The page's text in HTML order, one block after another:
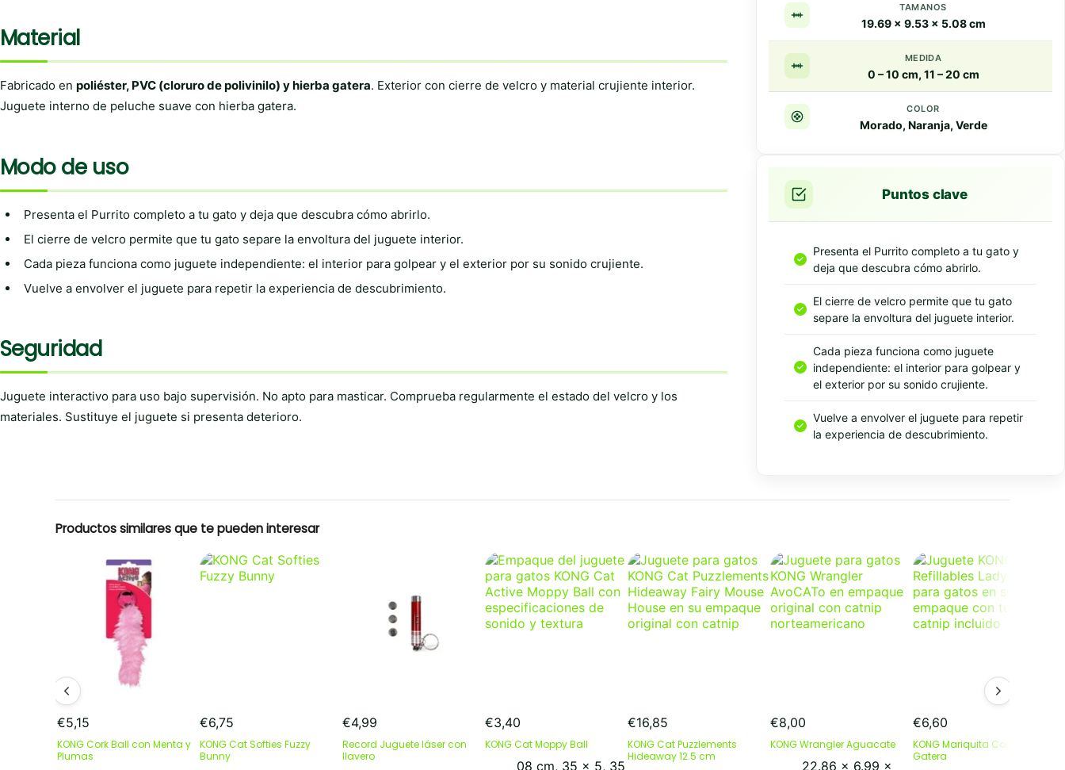
Material
Fabricado en poliéster, PVC (cloruro de polivinilo) y hierba gatera. Exterior con cierre de velcro y material crujiente interior.
Juguete interno de peluche suave con hierba gatera.
Modo de uso
Presenta el Purrito completo a tu gato y deja que descubra cómo abrirlo.
El cierre de velcro permite que tu gato separe la envoltura del juguete interior.
Cada pieza funciona como juguete independiente: el interior para golpear y el exterior por su sonido crujiente.
Vuelve a envolver el juguete para repetir la experiencia de descubrimiento.
Seguridad
Juguete interactivo para uso bajo supervisión. No apto para masticar. Comprueba regularmente el estado del velcro y los
materiales. Sustituye el juguete si presenta deterioro.
TAMANOS
19.69 x 9.53 x 5.08 cm
MEDIDA
0 – 10 cm, 11 – 20 cm
COLOR
Morado, Naranja, Verde
Puntos clave
Presenta el Purrito completo a tu gato y
deja que descubra cómo abrirlo.
El cierre de velcro permite que tu gato
separe la envoltura del juguete interior.
Cada pieza funciona como juguete
independiente: el interior para golpear y
el exterior por su sonido crujiente.
Vuelve a envolver el juguete para repetir
la experiencia de descubrimiento.
Resumen rapido
Productos similares que te pueden interesar
€5,15
KONG Cork Ball con Menta y
Plumas
€6,75
KONG Cat Softies Fuzzy
Bunny
€4,99
Record Juguete láser con
llavero
€3,40
KONG Cat Moppy Ball
08 cm, 35 x 5, 35
€16,85
KONG Cat Puzzlements
Hideaway 12.5 cm
€8,00
KONG Wrangler Aguacate
22.86 x 6.99 x
€6,60
KONG Mariquita Con Hierba
Gatera